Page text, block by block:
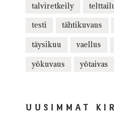
talviretkeily
testi tähtikuvaus
täysikuu vaellus
yökuvaus yötaivas
UUSIMMAT